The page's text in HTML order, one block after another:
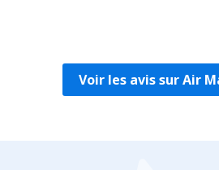
Voir les avis sur Air